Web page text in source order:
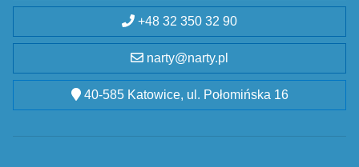
+48 32 350 32 90
narty@narty.pl
40-585 Katowice, ul. Połomińska 16